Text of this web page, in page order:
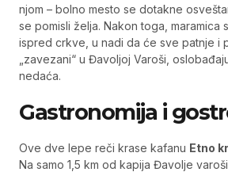
njom – bolno mesto se dotakne
se pomisli želja. Nakon toga, maramica
ispred crkve, u nadi da će sve patnje i
„zavezani“ u Đavoljoj Varoši,
nedaća.
Gastronomija i
Ove dve lepe reči krase kafanu Etno
Na samo 1,5 km od kapija Đavolje